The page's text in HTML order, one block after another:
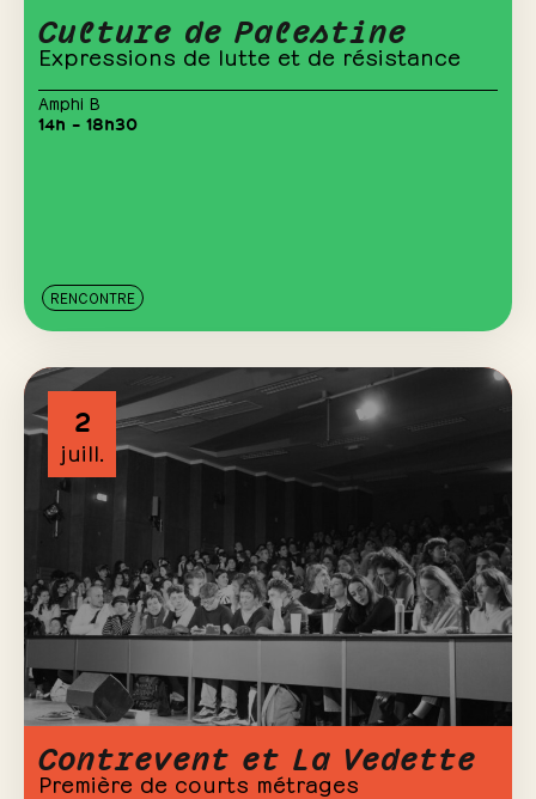
Culture de Palestine
Expressions de lutte et de résistance
Amphi B
14h – 18h30
RENCONTRE
2
juill.
Contrevent et La Vedette
Première de courts métrages